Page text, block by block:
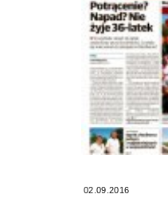
02.09.2016